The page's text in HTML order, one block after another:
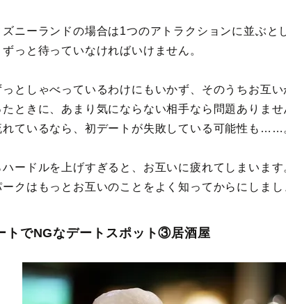
ズニーランドの場合は1つのアトラクションに並ぶと
っと待っていなければいけません。
っとしゃべっているわけにもいかず、そのうちお互い
たときに、あまり気にならない相手なら問題ありま
れているなら、初デートが失敗している可能性も……
ードルを上げすぎると、お互いに疲れてしまいます
ークはもっとお互いのことをよく知ってからにしま
トでNGなデートスポット③居酒屋